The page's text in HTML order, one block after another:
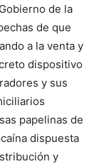
de la
de que
a la venta y
dispositivo
y sus
papelinas de
dispuesta
y